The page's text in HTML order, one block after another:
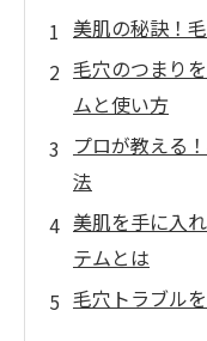
美肌の秘訣！
毛穴のつまり
ムと使い方
プロが教える
法
美肌を手に入
テムとは
毛穴トラブル